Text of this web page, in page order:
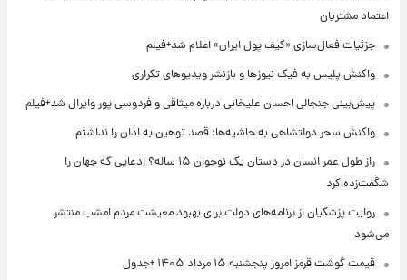
اعتماد مشتریان
جزئیات فعال‌سازی «کیف پول ایران» اعلام شد+فیلم
واکنش پلیس به فیک نیوزها و بازنشر ویدیوهای تکراری
پیش‌بینی جنجالی احسان علیخانی درباره میثاقی و فردوسی پور وایرال شد+فیلم
واکنش سحر دولتشاهی به حاشیه‌ها: قصد توهین به اذان را نداشتم
راز طول عمر انسان در دستان یک نوجوان ۱۵ ساله؟ ادعایی که جهان را
شگفت‌زده کرد
روایت پزشکیان از برنامه‌های دولت برای بهبود معیشت مردم امشب منتشر
می‌شود
قیمت گوشت قرمز امروز پنجشنبه ۱۵ مرداد ۱۴۰۵ +جدول